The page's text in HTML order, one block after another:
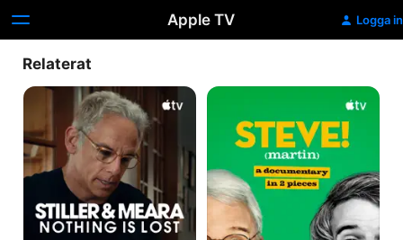
Apple TV Logga in
Relaterat
Stiller
Nothing
Is
Lost
STEVE!
documentary
pieces